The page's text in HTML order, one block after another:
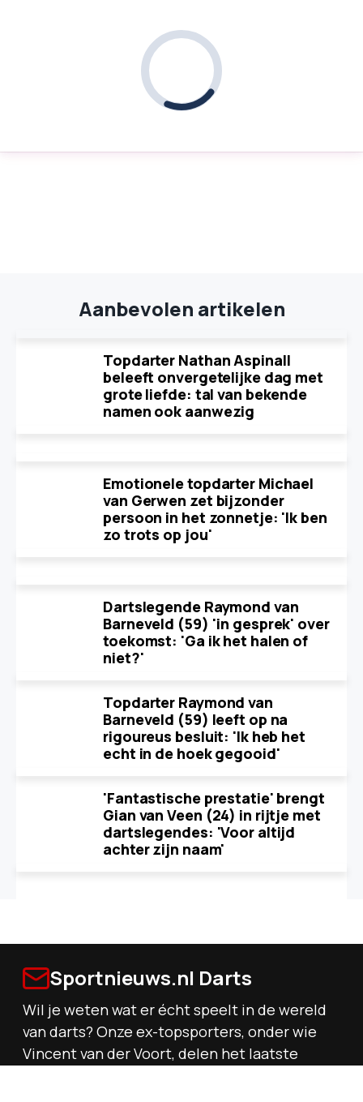
Aanbevolen artikelen
Topdarter Nathan Aspinall
beleeft onvergetelijke dag met
grote liefde: tal van bekende
namen ook aanwezig
Emotionele topdarter Michael
van Gerwen zet bijzonder
persoon in het zonnetje: 'Ik ben
zo trots op jou'
Dartslegende Raymond van
Barneveld (59) 'in gesprek' over
toekomst: 'Ga ik het halen of
niet?'
Topdarter Raymond van
Barneveld (59) leeft op na
rigoureus besluit: 'Ik heb het
echt in de hoek gegooid'
'Fantastische prestatie' brengt
Gian van Veen (24) in rijtje met
dartslegendes: 'Voor altijd
achter zijn naam'